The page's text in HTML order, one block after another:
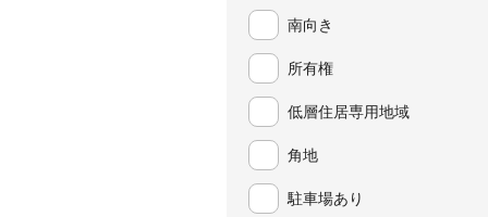
南向き
所有権
低層住居専用地域
角地
駐車場あり